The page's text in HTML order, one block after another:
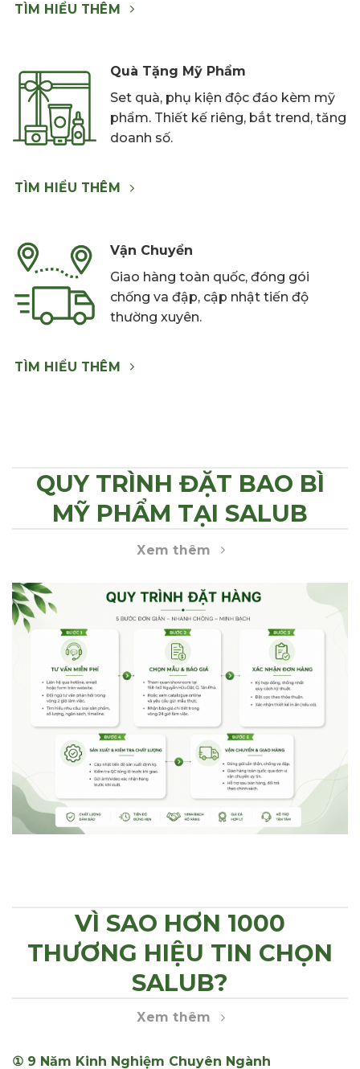
TÌM HIỂU THÊM
Quà Tặng Mỹ Phẩm
Set quà, phụ kiện độc đáo kèm mỹ
phẩm. Thiết kế riêng, bắt trend, tăng
doanh số.
TÌM HIỂU THÊM
Vận Chuyển
Giao hàng toàn quốc, đóng gói
chống va đập, cập nhật tiến độ
thường xuyên.
TÌM HIỂU THÊM
QUY TRÌNH ĐẶT BAO BÌ
MỸ PHẨM TẠI SALUB
Xem thêm
VÌ SAO HƠN 1000
THƯƠNG HIỆU TIN CHỌN
SALUB?
Xem thêm
① 9 Năm Kinh Nghiệm Chuyên Ngành